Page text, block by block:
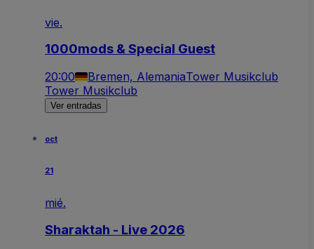
vie.
1000mods & Special Guest
20:00 Bremen, AlemaniaTower Musikclub
Tower Musikclub
Ver entradas
oct
21
mié.
Sharaktah - Live 2026